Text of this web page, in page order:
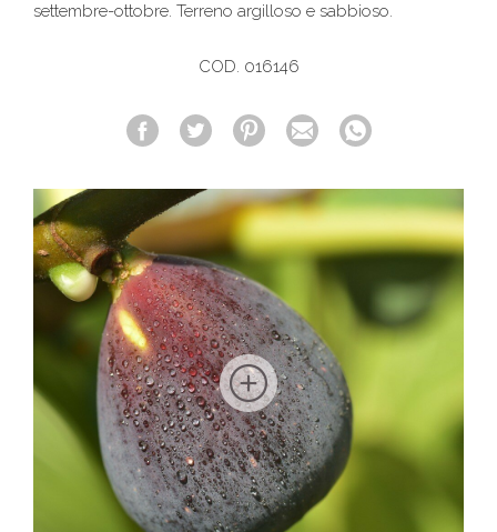
settembre-ottobre. Terreno argilloso e sabbioso.
COD. 016146